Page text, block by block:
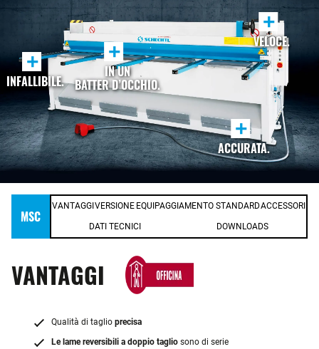
+
IN UN
BATTER D’OCCHIO.
+
VELOCE.
+
INFALLIBILE.
+
ACCURATA.
MSC
VANTAGGI VERSIONE EQUIPAGGIAMENTO STANDARDACCESSORI
DATI TECNICI DOWNLOADS
VANTAGGI
Qualità di taglio precisa
Le lame reversibili a doppio taglio sono di serie